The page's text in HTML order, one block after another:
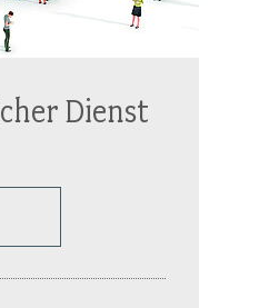
Dienst